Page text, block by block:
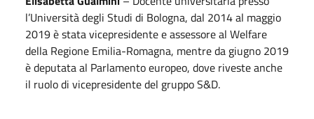
l’Università degli Studi di Bologna, dal 2014 al maggio
2019 è stata vicepresidente e assessore al Welfare
della Regione Emilia-Romagna, mentre da giugno 2019
è deputata al Parlamento europeo, dove riveste anche
il ruolo di vicepresidente del gruppo S&D.